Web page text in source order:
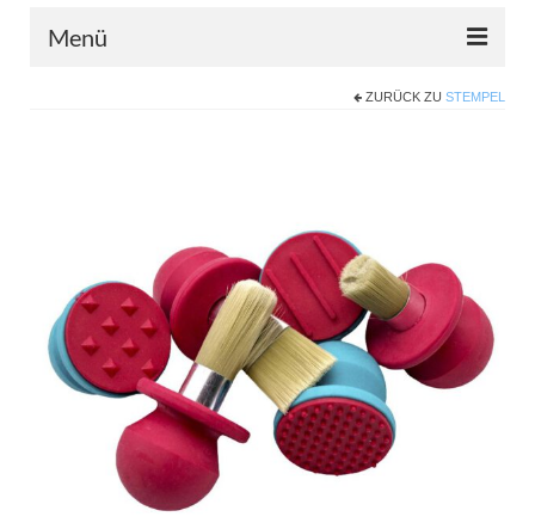
Menü
Kisus Katalog anfordern
Newsletter
Kontakt
Log In / Mein Konto
Products
search
ZURÜCK ZU STEMPEL